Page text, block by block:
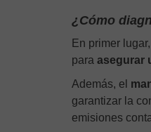
¿Cómo
En primer
para asegurar
Además, el
garantizar la
emisiones